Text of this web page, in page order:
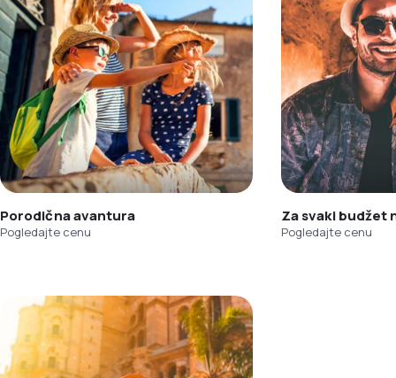
Porodična avantura
Pogledajte cenu
Za svaki budžet
Pogledajte cenu